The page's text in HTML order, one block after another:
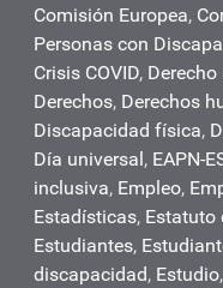
Comisión Europea,
Personas con
Crisis COVID,
Derechos, Derechos
Discapacidad física,
Día universal , EAPN-
inclusiva, Empleo,
Estadísticas, Estatuto
Estudiantes,
discapacidad, Estudio,